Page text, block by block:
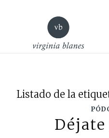
Listado de la
Déjate